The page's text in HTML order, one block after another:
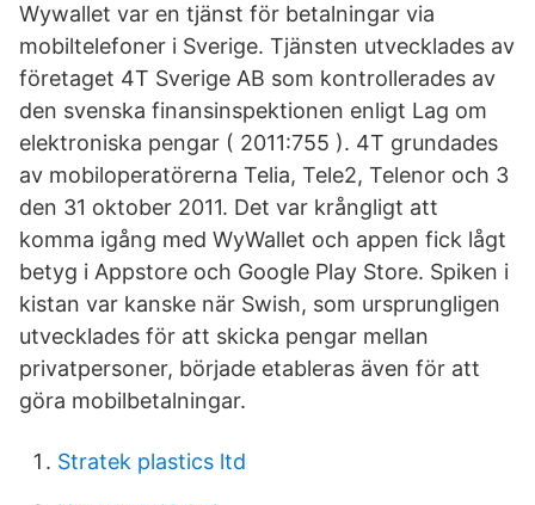
Wywallet var en tjänst för betalningar via
mobiltelefoner i Sverige. Tjänsten utvecklades av
företaget 4T Sverige AB som kontrollerades av
den svenska finansinspektionen enligt Lag om
elektroniska pengar ( 2011:755 ). 4T grundades
av mobiloperatörerna Telia, Tele2, Telenor och 3
den 31 oktober 2011. Det var krångligt att
komma igång med WyWallet och appen fick lågt
betyg i Appstore och Google Play Store. Spiken i
kistan var kanske när Swish, som ursprungligen
utvecklades för att skicka pengar mellan
privatpersoner, började etableras även för att
göra mobilbetalningar.
Stratek plastics ltd